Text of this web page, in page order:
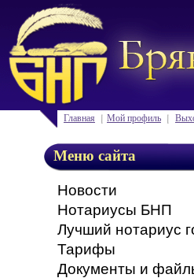
Главная Мой профиль
Меню сайта
Новости
Нотариусы БНП
Лучший нотариус
Тарифы
Документы и